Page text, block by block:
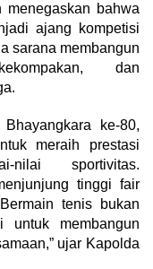
menegaskan bahwa
ajang kompetisi
sarana membangun
dan
ke-80,
meraih prestasi
nilai sportivitas.
tinggi fair
tenis bukan
untuk membangun
ujar Kapolda